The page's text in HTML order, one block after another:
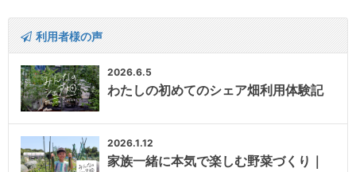
利用者様の声
2026.6.5
わたしの初めてのシェア畑利用体験記
2026.1.12
家族一緒に本気で楽しむ野菜づくり｜